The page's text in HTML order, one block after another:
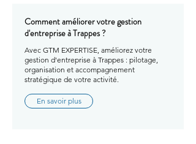
Comment améliorer votre gestion
d'entreprise à Trappes ?
Avec GTM EXPERTISE, améliorez votre
gestion d'entreprise à Trappes : pilotage,
organisation et accompagnement
stratégique de votre activité.
En savoir plus